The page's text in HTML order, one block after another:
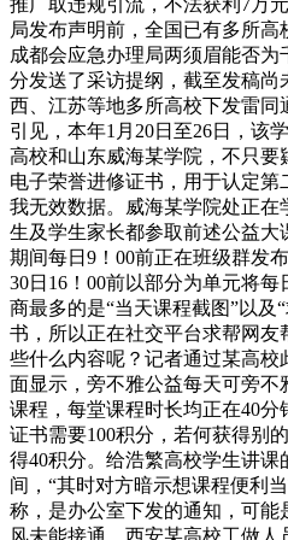
局发布声明前，全国已有多所
成都会应急办理局两须眉能否
分发送了采访提纲，截至发稿尚
西、江苏等地多所高校下发雷
引见，本年1月20日至26日，该
高校和山东威海某学院，不只
电子荣誉进修证书，用于认定
我无效数据。威海某学院处正
生及学生家长都参取前述公益
期间每日9！00前正在班级群发
30日16！00前以部分为单元将
商最多的是“当天课程截图”以
书，所以正在社交平台求帮网
些什么内容呢？记者通过某高校
面显示，旁不雅公益每天可旁不
课程，每堂课程时长均正在40
证书需要100积分，若何获得别
得40积分。给浩繁高校学生讲
间，“其时对方暗示想课程便利
称，是办公室下发的通知，可
风未能接通。西安某高校工做